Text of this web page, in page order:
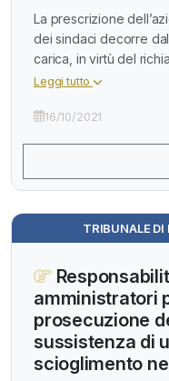
La prescrizione
dei sindaci decorre
carica, in virtù del
Leggi tutto
16/10/2021
TRIBUNALE DI
amministratori
prosecuzione
sussistenza di
scioglimento